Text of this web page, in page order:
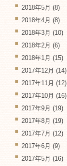
2018年5月 (8)
2018年4月 (8)
2018年3月 (10)
2018年2月 (6)
2018年1月 (15)
2017年12月 (14)
2017年11月 (12)
2017年10月 (16)
2017年9月 (19)
2017年8月 (19)
2017年7月 (12)
2017年6月 (9)
2017年5月 (16)